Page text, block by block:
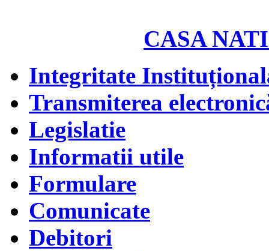
CASA
Integritate
Transmiterea
Legislatie
Informatii utile
Formulare
Comunicate
Debitori